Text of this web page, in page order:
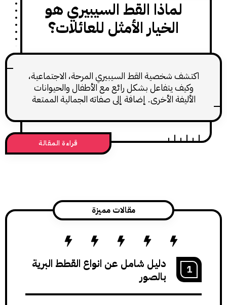
لماذا القط السيبيري هو
الخيار الأمثل للعائلات؟
شخصية القط السيبيري المرحة، الاجتماعية،
يتفاعل بشكل رائع مع الأطفال والحيوانات
الأخرى. إضافة إلى صفاته الجمالية الممتعة
قراءة المقالة
مقالات مميزة
دليل شامل عن انواع القطط البرية
بالصور